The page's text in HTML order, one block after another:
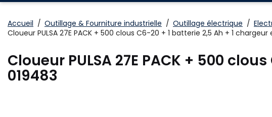
Accueil / Outillage & Fourniture industrielle / Outillage électrique /
Cloueur PULSA 27E PACK + 500 clous C6-20 + 1 batterie 2,5 Ah + 1
Cloueur PULSA 27E PACK + 500
019483